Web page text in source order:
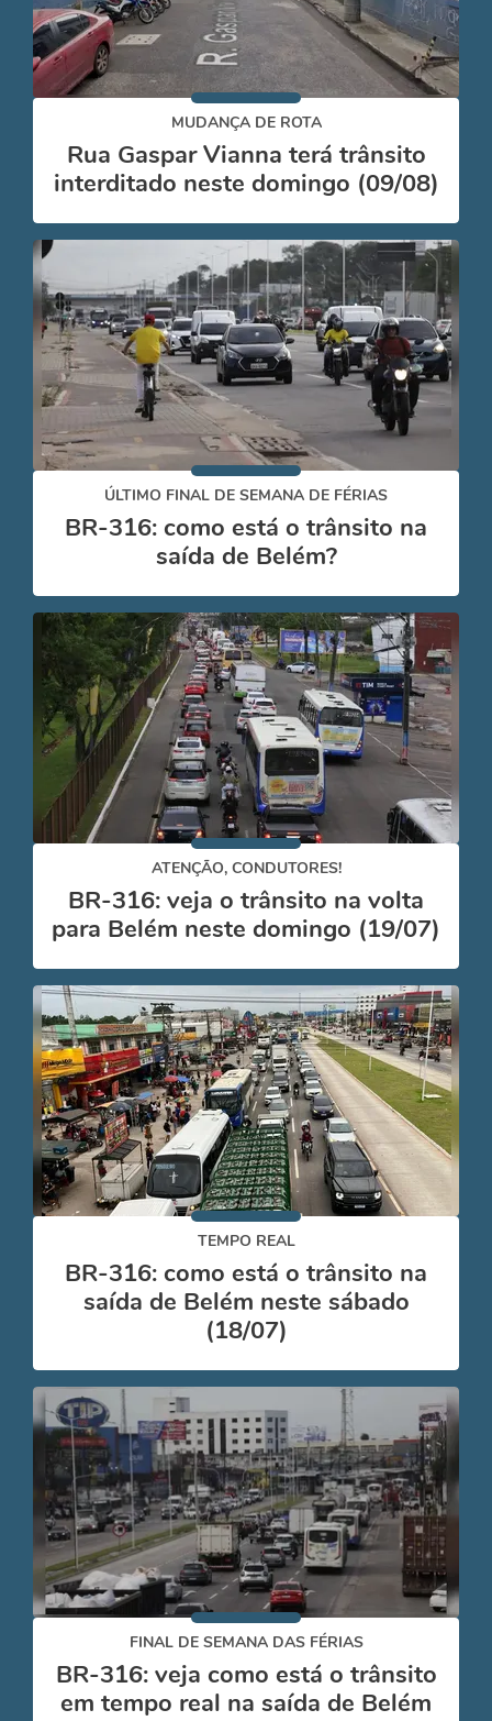
MUDANÇA DE ROTA
Rua Gaspar Vianna terá trânsito
interditado neste domingo (09/08)
ÚLTIMO FINAL DE SEMANA DE FÉRIAS
BR-316: como está o trânsito na
saída de Belém?
ATENÇÃO, CONDUTORES!
BR-316: veja o trânsito na volta
para Belém neste domingo (19/07)
TEMPO REAL
BR-316: como está o trânsito na
saída de Belém neste sábado
(18/07)
FINAL DE SEMANA DAS FÉRIAS
BR-316: veja como está o trânsito
em tempo real na saída de Belém